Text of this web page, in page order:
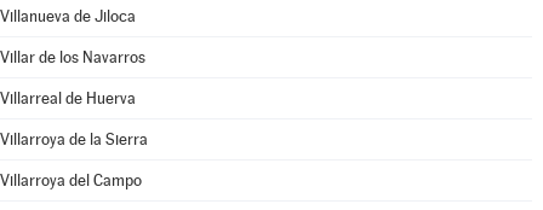
Villanueva de Jiloca
Villar de los Navarros
Villarreal de Huerva
Villarroya de la Sierra
Villarroya del Campo